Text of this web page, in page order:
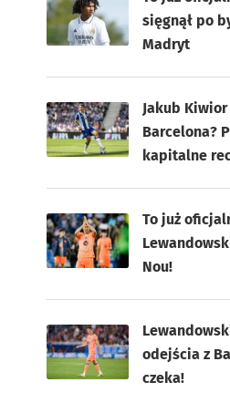
sięgnął po
Madryt
Jakub
Barcelona?
kapitalne
To już
Nou!
odejścia z
czeka!